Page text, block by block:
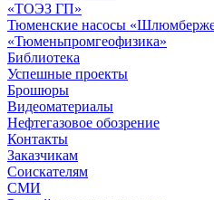
«ТОЭЗ ГП»
Тюменские насосы
«Тюменьпромгеофизика»
Библиотека
Успешные проекты
Брошюры
Видеоматериалы
Нефтегазовое обозрение
Контакты
Заказчикам
Соискателям
СМИ